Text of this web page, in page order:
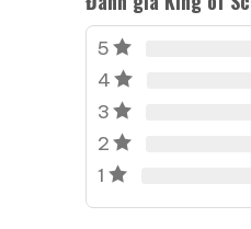
5
4
3
2
1